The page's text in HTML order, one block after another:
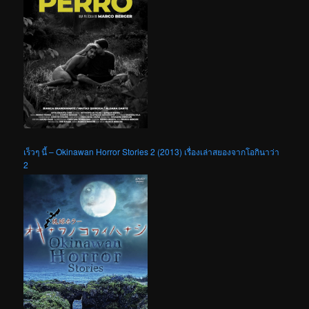
เร็วๆ นี้ – Okinawan Horror Stories 2 (2013) เรื่องเล่าสยองจากโอกินาว่า
2